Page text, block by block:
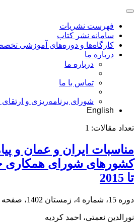
فهرست نشریات
سامانه نشر کتاب
کارگاه‌ها و دوره‌های آموزشی
درباره ما
درباره ما
تماس با ما
شورای برنامه‌ریزی و
English
تعداد مقالات: 1
مناسبات ایران و عمان و
تا 2015
دوره 15، شماره 4، زمستان 1402، صفحه
نورالدین نعمتی، احمد کردیه